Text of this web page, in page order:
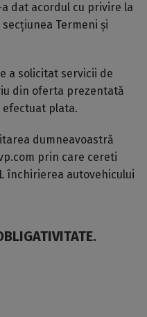
dat acordul cu privire la
Termeni și
a solicitat servicii de
din oferta prezentată
efectuat plata.
dumneavoastră
prin care cereti
închirierea autovehicului